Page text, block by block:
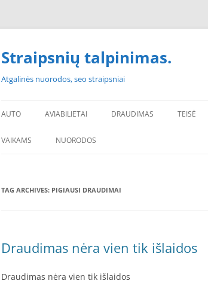
Skip
Straipsnių talpinimas.
Atgalinės nuorodos, seo straipsniai
AUTO AVIABILIETAI DRAUDIMAS TEISĖ
VAIKAMS NUORODOS
PADANGOS PIGIAU
TAG ARCHIVES: PIGIAUSI DRAUDIMAI
Draudimas nėra vien tik išlaidos
Draudimas nėra vien tik išlaidos